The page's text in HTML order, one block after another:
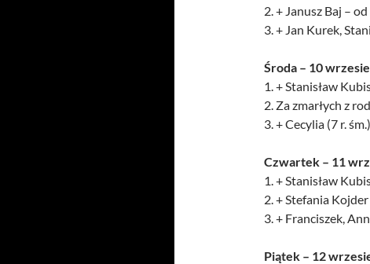
2. + Janusz Baj –
3. + Jan Kurek,
Środa – 10
1. + Stanisław
2. Za zmarłych z
3. + Cecylia (7 r.
Czwartek – 11
1. + Stanisław
2. + Stefania
3. + Franciszek,
Piątek – 12